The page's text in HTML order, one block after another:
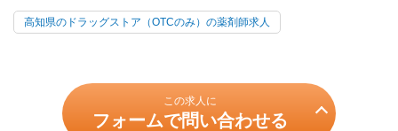
高知県のドラッグストア（OTCのみ）の薬剤師求人
この求人に
フォームで問い合わせる